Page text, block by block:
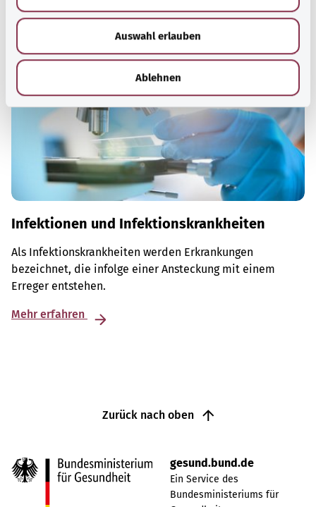
Auswahl erlauben
Ablehnen
Infektionen und Infektionskrankheiten
Als Infektionskrankheiten werden Erkrankungen
bezeichnet, die infolge einer Ansteckung mit einem
Erreger entstehen.
Mehr erfahren
Zurück nach oben
gesund.bund.de
Ein Service des
Bundesministeriums für